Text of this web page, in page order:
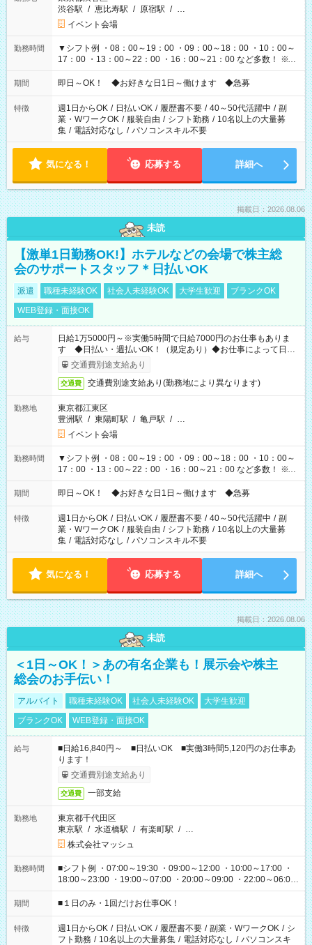
渋谷駅 / 恵比寿駅 / 原宿駅 / …
イベント会場
勤務時間
▼シフト例 ・08：00～19：00 ・09：00～18：00 ・10：00～
17：00 ・13：00～22：00 ・16：00～21：00 など多数！ ※お
仕事により勤務時間が異なります
期間 即日～OK！ ◆お好きな日1日～働けます ◆急募
特徴 週1日からOK / 日払いOK / 履歴書不要 / 40～50代活躍中 / 副
業・WワークOK / 服装自由 / シフト勤務 / 10名以上の大量募
集 / 電話対応なし / パソコンスキル不要
気になる！ 応募する 詳細へ
掲載日：2026.08.06
未読
【激単1日勤務OK!】ホテルなどの会場で株主総
会のサポートスタッフ＊日払いOK
派遣 職種未経験OK 社会人未経験OK 大学生歓迎
ブランクOK
WEB登録・面接OK
給与
日給1万5000円～※実働5時間で日給7000円のお仕事もありま
す ◆日払い・週払いOK！（規定あり）◆お仕事によって日給
も異なります
交通費別途支給あり
交通費 交通費別途支給あり(勤務地により異なります)
勤務地
東京都江東区
豊洲駅 / 東陽町駅 / 亀戸駅 / …
イベント会場
勤務時間
▼シフト例 ・08：00～19：00 ・09：00～18：00 ・10：00～
17：00 ・13：00～22：00 ・16：00～21：00 など多数！ ※お
仕事により勤務時間が異なります
期間 即日～OK！ ◆お好きな日1日～働けます ◆急募
特徴 週1日からOK / 日払いOK / 履歴書不要 / 40～50代活躍中 / 副
業・WワークOK / 服装自由 / シフト勤務 / 10名以上の大量募
集 / 電話対応なし / パソコンスキル不要
気になる！ 応募する 詳細へ
掲載日：2026.08.06
未読
＜1日～OK！＞あの有名企業も！展示会や株主
総会のお手伝い！
アルバイト 職種未経験OK 社会人未経験OK
大学生歓迎
ブランクOK
WEB登録・面接OK
給与
■日給16,840円～ ■日払いOK ■実働3時間5,120円のお仕事あ
ります！
交通費別途支給あり
交通費 一部支給
勤務地
東京都千代田区
東京駅 / 水道橋駅 / 有楽町駅 / …
株式会社マッシュ
勤務時間
■シフト例 ・07:00～19:30 ・09:00～12:00 ・10:00～17:00 ・
18:00～23:00 ・19:00～07:00 ・20:00～09:00 ・22:00～06:00
etc ★最短で3時間で5,120円のお仕事から 15時間で2万円近く稼
げるお仕事も！ ご希望のお時間に合わせてご紹介！ ※シフトは
ください！
期間 ■１日のみ・1回だけお仕事OK！
特徴 週1日からOK / 日払いOK / 履歴書不要 / 副業・WワークOK / シ
フト勤務 / 10名以上の大量募集 / 電話対応なし / パソコンスキ